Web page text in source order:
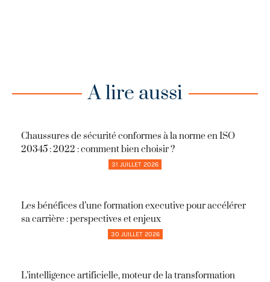
A lire aussi
Chaussures de sécurité conformes à la norme en ISO
20345 : 2022 : comment bien choisir ?
31 JUILLET 2026
Les bénéfices d’une formation executive pour accélérer
sa carrière : perspectives et enjeux
30 JUILLET 2026
L’intelligence artificielle, moteur de la transformation